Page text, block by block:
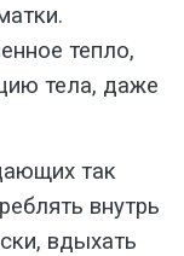
тепло,
тела, даже
так
внутрь
вдыхать